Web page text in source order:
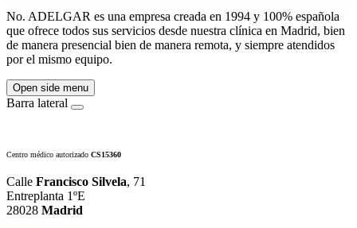
No. ADELGAR es una empresa creada en 1994 y 100% española
que ofrece todos sus servicios desde nuestra clínica en Madrid, bien
de manera presencial bien de manera remota, y siempre atendidos
por el mismo equipo.
Open side menu
Barra lateral
Centro médico autorizado CS15360
Calle Francisco Silvela, 71
Entreplanta 1ºE
28028 Madrid